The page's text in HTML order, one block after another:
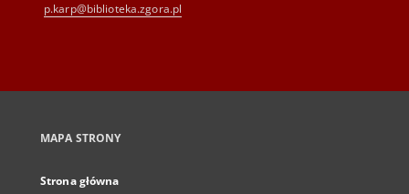
p.karp@biblioteka.zgora.pl
MAPA STRONY
Strona główna